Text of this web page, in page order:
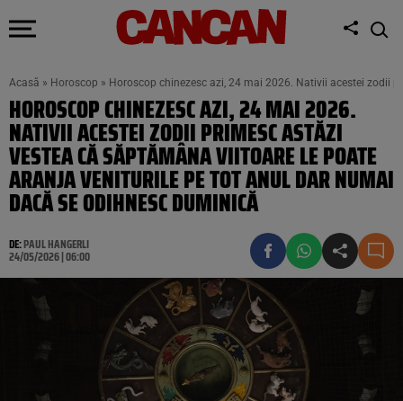
Acasă » Horoscop » Horoscop chinezesc azi, 24 mai 2026. Nativii acestei zodii
HOROSCOP CHINEZESC AZI, 24 MAI 2026.
NATIVII ACESTEI ZODII PRIMESC ASTĂZI
VESTEA CĂ SĂPTĂMÂNA VIITOARE LE POATE
ARANJA VENITURILE PE TOT ANUL DAR NUMAI
DACĂ SE ODIHNESC DUMINICĂ
DE:PAUL HANGERLI
24/05/2026 | 06:00